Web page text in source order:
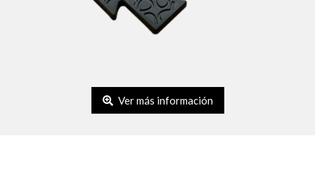
Ver más información